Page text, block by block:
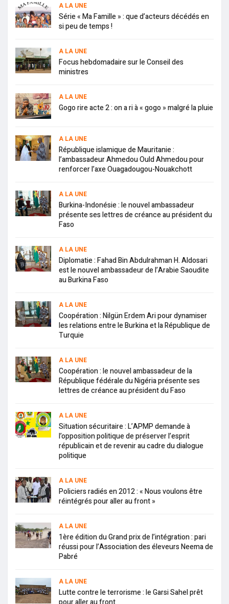
A LA UNE
Série « Ma Famille » : que d’acteurs décédés en
si peu de temps !
A LA UNE
Focus hebdomadaire sur le Conseil des
ministres
A LA UNE
Gogo rire acte 2 : on a ri à « gogo » malgré la pluie
A LA UNE
République islamique de Mauritanie :
l’ambassadeur Ahmedou Ould Ahmedou pour
renforcer l’axe Ouagadougou-Nouakchott
A LA UNE
Burkina-Indonésie : le nouvel ambassadeur
présente ses lettres de créance au président du
Faso
A LA UNE
Diplomatie : Fahad Bin Abdulrahman H. Aldosari
est le nouvel ambassadeur de l’Arabie Saoudite
au Burkina Faso
A LA UNE
Coopération : Nilgün Erdem Ari pour dynamiser
les relations entre le Burkina et la République de
Turquie
A LA UNE
Coopération : le nouvel ambassadeur de la
République fédérale du Nigéria présente ses
lettres de créance au président du Faso
A LA UNE
Situation sécuritaire : L’APMP demande à
l’opposition politique de préserver l’esprit
républicain et de revenir au cadre du dialogue
politique
A LA UNE
Policiers radiés en 2012 : « Nous voulons être
réintégrés pour aller au front »
A LA UNE
1ère édition du Grand prix de l’intégration : pari
réussi pour l’Association des éleveurs Neema de
Pabré
A LA UNE
Lutte contre le terrorisme : le Garsi Sahel prêt